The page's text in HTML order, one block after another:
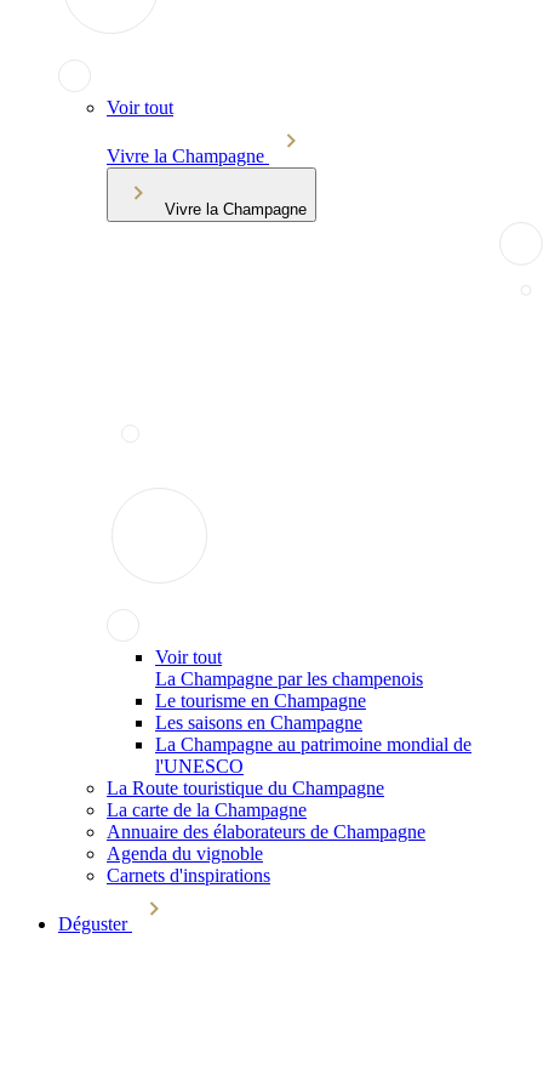
Voir tout
Vivre la Champagne
Vivre la Champagne
Voir tout
La Champagne par les champenois
Le tourisme en Champagne
Les saisons en Champagne
La Champagne au patrimoine mondial de
l'UNESCO
La Route touristique du Champagne
La carte de la Champagne
Annuaire des élaborateurs de Champagne
Agenda du vignoble
Carnets d'inspirations
Déguster